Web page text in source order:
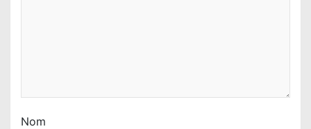
Nom